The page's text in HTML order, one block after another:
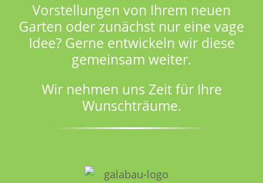
Vorstellungen von Ihrem neuen
Garten oder zunächst nur eine vage
Idee? Gerne entwickeln wir diese
gemeinsam weiter.
Wir nehmen uns Zeit für Ihre
Wunschträume.